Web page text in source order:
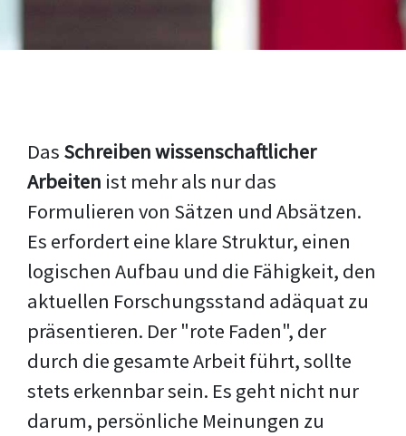
Das Schreiben wissenschaftlicher
Arbeiten ist mehr als nur das
Formulieren von Sätzen und Absätzen.
Es erfordert eine klare Struktur, einen
logischen Aufbau und die Fähigkeit, den
aktuellen Forschungsstand adäquat zu
präsentieren. Der "rote Faden", der
durch die gesamte Arbeit führt, sollte
stets erkennbar sein. Es geht nicht nur
darum, persönliche Meinungen zu